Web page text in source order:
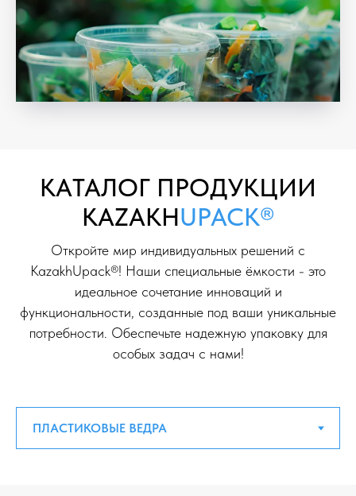
KAТАЛОГ ПРОДУКЦИИ
KAZAKHUPACK®
Откройте мир индивидуальных решений с
KazakhUpack®! Наши специальные ёмкости - это
идеальное сочетание инноваций и
функциональности, созданные под ваши уникальные
потребности. Обеспечьте надежную упаковку для
особых задач с нами!